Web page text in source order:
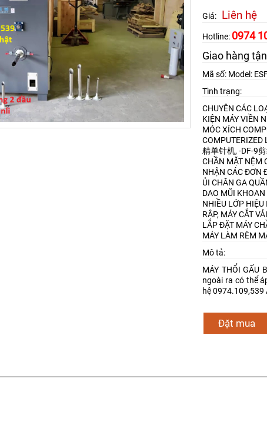
Giá: Liên hệ
Hotline: 0974
Giao hàng
Mã số: Model:
Tình trạng:
CHUYÊN CÁC
KIỆN MÁY VIỀN
MÓC XÍCH
COMPUTERIZED
精单针机, -DF-9
CHẦN MẶT NỆM
NHẬN CÁC ĐƠN
ỦI CHĂN GA
DAO MŨI KHOAN
NHIỀU LỚP HIỆU
RẬP, MÁY CẮT
LẮP ĐẶT MÁY
MÁY LÀM RÈM
Mô tả:
MÁY THỔI GẤU
ngoài ra có thể
hệ 0974.109,539
Đặt mua